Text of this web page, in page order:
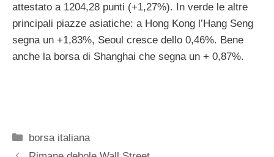
attestato a 1204,28 punti (+1,27%). In verde le altre
principali piazze asiatiche: a Hong Kong l’Hang Seng
segna un +1,83%, Seoul cresce dello 0,46%. Bene
anche la borsa di Shanghai che segna un + 0,87%.
Categorie
borsa italiana